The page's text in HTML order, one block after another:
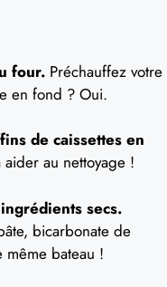
four. Préchauffez votre
en fond ? Oui.
de caissettes en
aider au nettoyage !
secs.
bicarbonate de
bateau !